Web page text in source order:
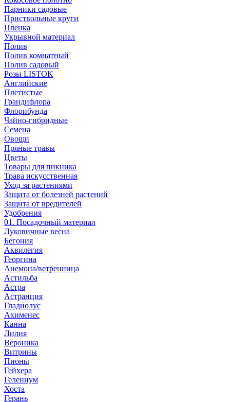
Парники садовые
Приствольные круги
Пленка
Укрывной материал
Полив
Полив комнатный
Полив садовый
Розы LISTOK
Английские
Плетистые
Грандифлора
Флорибунда
Чайно-гибридные
Семена
Овощи
Пряные травы
Цветы
Товары для пикника
Трава искусственная
Уход за растениями
Защита от болезней растений
Защита от вредителей
Удобрения
01. Посадочный материал
Луковичные весна
Бегония
Аквилегия
Георгина
Анемона/ветренница
Астильба
Астра
Астранция
Гладиолус
Ахименес
Канна
Лилия
Вероника
Витрины
Пионы
Гейхера
Гелениум
Хоста
Герань